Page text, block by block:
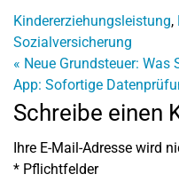
Kindererziehungsleistung,
Sozialversicherung
« Neue Grundsteuer: Was
App: Sofortige
Schreibe einen
Ihre E-Mail-Adresse wird
* Pflichtfelder